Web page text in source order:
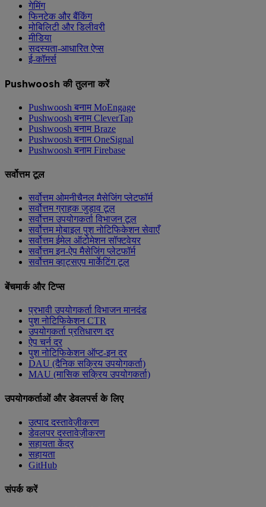
गेमिंग
फिनटेक और बैंकिंग
मोबिलिटी और डिलीवरी
मीडिया
सदस्यता-आधारित ऐप्स
ई-कॉमर्स
Pushwoosh की तुलना करें
Pushwoosh बनाम MoEngage
Pushwoosh बनाम CleverTap
Pushwoosh बनाम Braze
Pushwoosh बनाम OneSignal
Pushwoosh बनाम Firebase
सर्वोत्तम टूल
सर्वोत्तम ओमनीचैनल मैसेजिंग प्लेटफॉर्म
सर्वोत्तम ग्राहक जुड़ाव टूल
सर्वोत्तम उपयोगकर्ता विभाजन टूल
सर्वोत्तम मोबाइल पुश नोटिफिकेशन सेवाएँ
सर्वोत्तम ईमेल ऑटोमेशन सॉफ्टवेयर
सर्वोत्तम इन-ऐप मैसेजिंग प्लेटफॉर्म
सर्वोत्तम व्हाट्सएप मार्केटिंग टूल
बेंचमार्क और टिप्स
प्रभावी उपयोगकर्ता विभाजन मानदंड
पुश नोटिफिकेशन CTR
उपयोगकर्ता प्रतिधारण दर
ऐप चर्न दर
पुश नोटिफिकेशन ऑप्ट-इन दर
DAU (दैनिक सक्रिय उपयोगकर्ता)
MAU (मासिक सक्रिय उपयोगकर्ता)
उपयोगकर्ताओं और डेवलपर्स के लिए
उत्पाद दस्तावेज़ीकरण
डेवलपर दस्तावेज़ीकरण
सहायता केंद्र
सहायता
GitHub
संपर्क करें